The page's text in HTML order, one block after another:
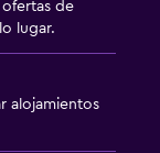
de
lugar.
alojamientos